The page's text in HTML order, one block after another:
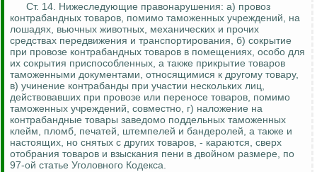
Ст. 14. Нижеследующие правонарушения: а) провоз
контрабандных товаров, помимо таможенных учреждений, на
лошадях, вьючных животных, механических и прочих
средствах передвижения и транспортирования, б) сокрытие
при провозе контрабандных товаров в помещениях, особо для
их сокрытия приспособленных, а также прикрытие товаров
таможенными документами, относящимися к другому товару,
в) учинение контрабанды при участии нескольких лиц,
действовавших при провозе или переносе товаров, помимо
таможенных учреждений, совместно, г) наложение на
контрабандные товары заведомо поддельных таможенных
клейм, пломб, печатей, штемпелей и бандеролей, а также и
настоящих, но снятых с других товаров, - караются, сверх
отобрания товаров и взыскания пени в двойном размере, по
97-ой статье Уголовного Кодекса.